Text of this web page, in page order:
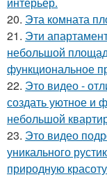
20. Эта комната
21. Эти
небольшой
функциональное
22. Это видео -
создать уютное и
небольшой
23. Это видео
уникального
природную